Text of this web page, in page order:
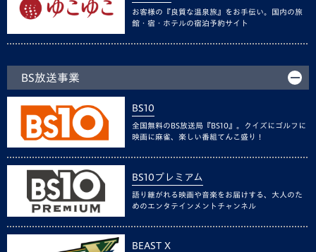
お客様の『良質な温泉旅』をお手伝い。国内の旅
館・宿・ホテルの宿泊予約サイト
BS放送事業
BS10
全国無料のBS放送局『BS10』。クイズにゴルフに
映画に麻雀、楽しい番組てんこ盛り！
BS10プレミアム
語り継がれる映画や音楽をお届けする、大人のた
めのエンタテインメントチャンネル
BEAST X